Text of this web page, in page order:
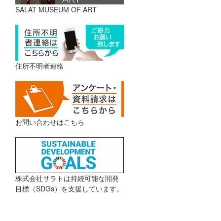
SALAT MUSEUM OF ART
住所不明者連絡
お問い合わせはこちら
株式会社サラトは持続可能な開発
目標（SDGs）を支援しています。